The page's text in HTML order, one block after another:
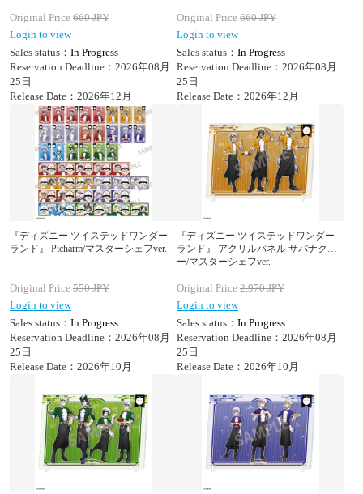
Original Price 660JPY
Login to view
Sales status： In Progress
Reservation Deadline：2026年08月
25日
Release Date：2026年12月
Original Price 660JPY
Login to view
Sales status： In Progress
Reservation Deadline：2026年08月
25日
Release Date：2026年12月
『ディズニー ツイステッドワンダー
ランド』 Picharm/マスターシェフver.
Original Price 550JPY
Login to view
Sales status： In Progress
Reservation Deadline：2026年08月
25日
Release Date：2026年10月
『ディズニー ツイステッドワンダー
ランド』 アクリルパネル サバナクロ
ー/マスターシェフver.
Original Price 2,970JPY
Login to view
Sales status： In Progress
Reservation Deadline：2026年08月
25日
Release Date：2026年10月